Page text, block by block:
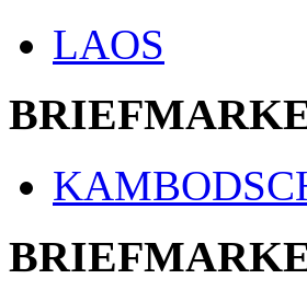
LAOS